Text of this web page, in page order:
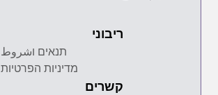
ריבוני
תנאים וشروط
מדיניות הפרטיות
קשרים